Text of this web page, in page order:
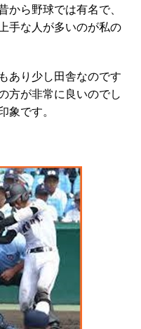
から野球では有名で、
手な人が多いのが私の
あり少し田舎なのです
方が非常に良いのでし
象です。